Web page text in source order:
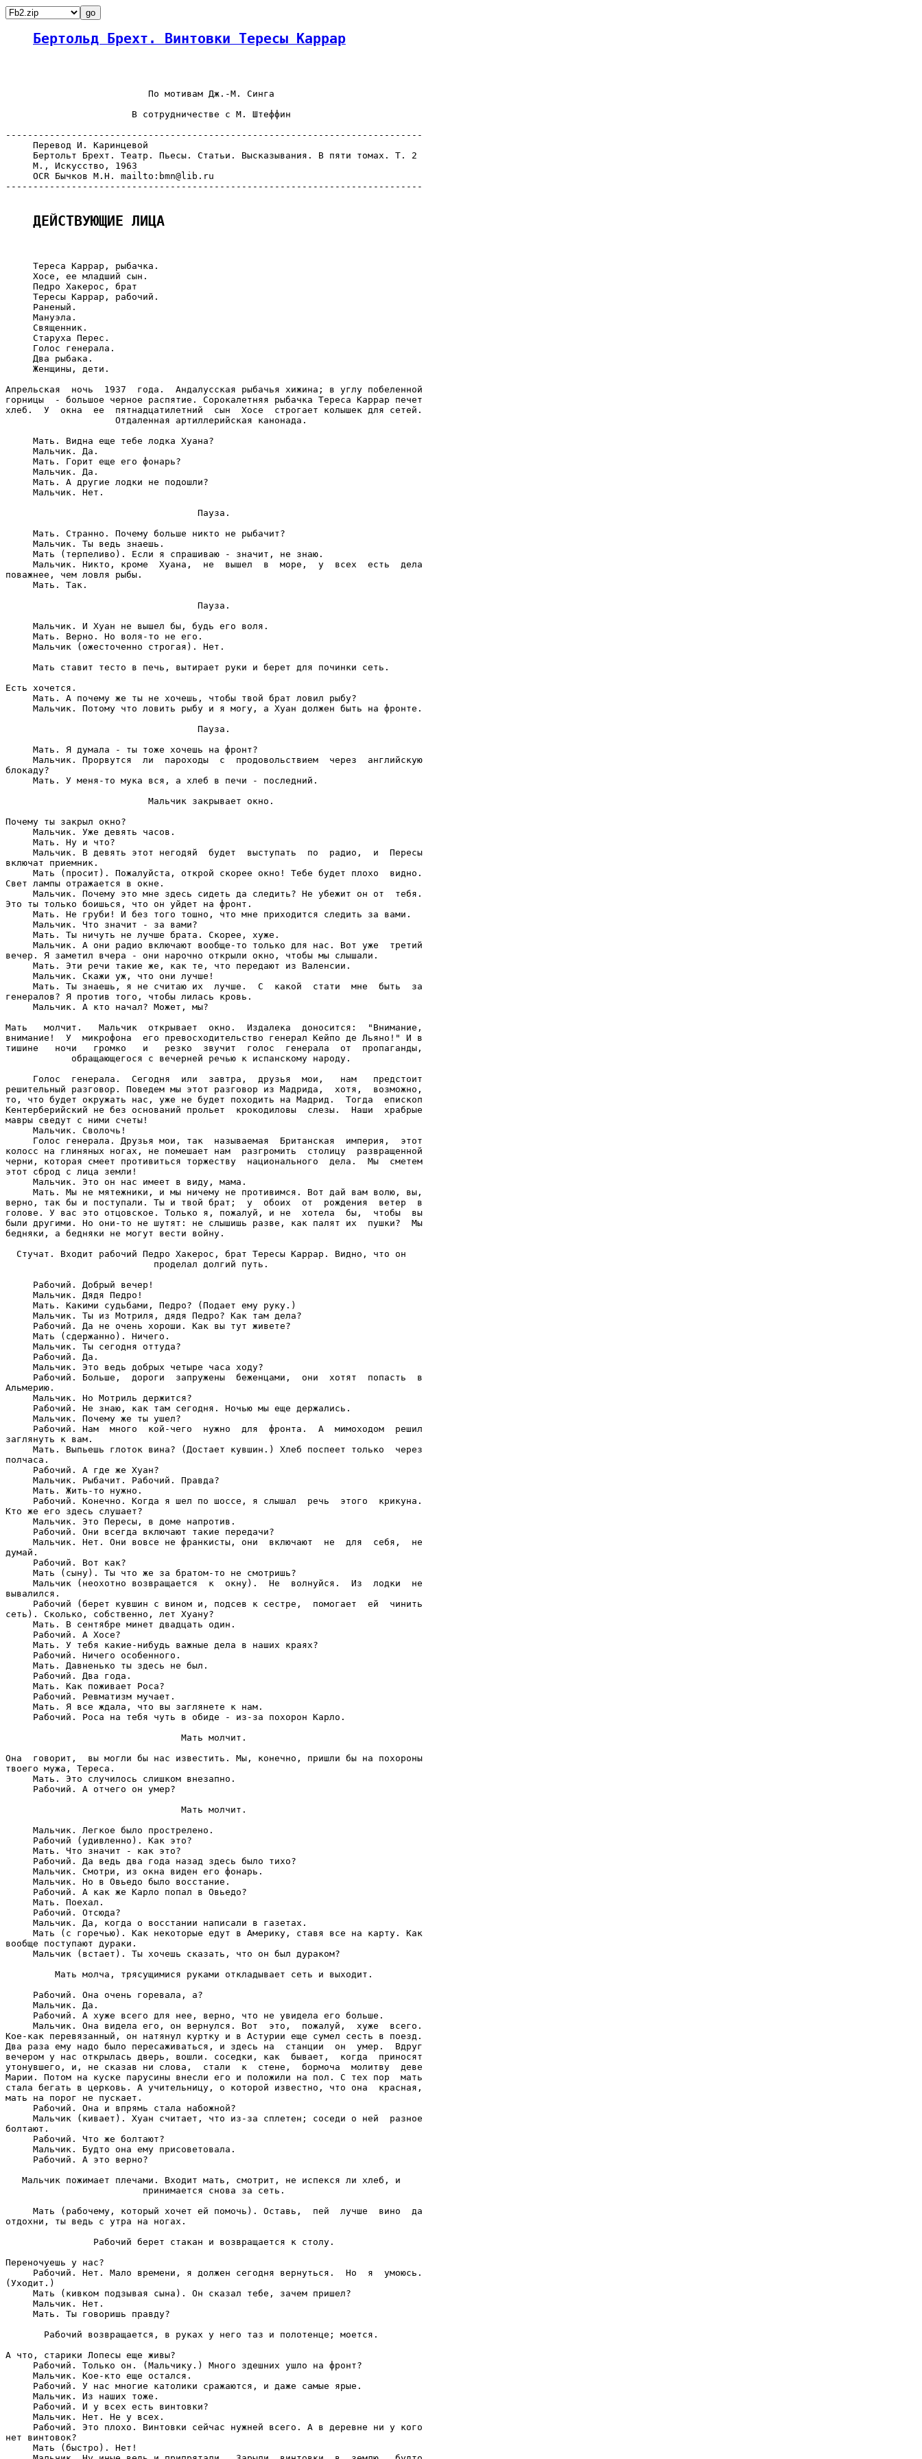
Бертольд Брехт. Винтовки Тересы Каррар
                          По мотивам Дж.-М. Синга
                       В сотрудничестве с М. Штеффин
----------------------------------------------------------------------------
     Перевод И. Каринцевой
     Бертольт Брехт. Театр. Пьесы. Статьи. Высказывания. В пяти томах. Т. 2
     М., Искусство, 1963
     OCR Бычков М.Н. mailto:bmn@lib.ru
----------------------------------------------------------------------------
ДЕЙСТВУЮЩИЕ ЛИЦА